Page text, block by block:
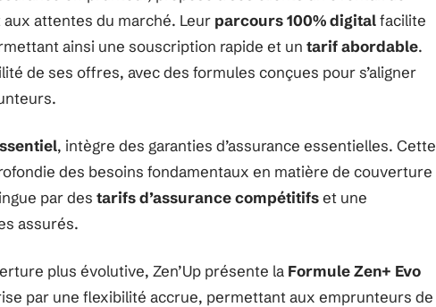
attentes du marché. Leur parcours 100% digitalfacilite
ainsi une souscription rapide et un tarif abordable.
de ses offres, avec des formules conçues pour s’aligner
, intègre des garanties d’assurance essentielles. Cette
des besoins fondamentaux en matière de couverture
par des tarifs d’assurance compétitifset une
assurés.
plus évolutive, Zen’Up présente la Formule Zen+ Evo
par une flexibilité accrue, permettant aux emprunteurs de